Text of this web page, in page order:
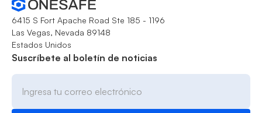
6415 S Fort Apache Road Ste 185 - 1196
Las Vegas, Nevada 89148
Estados Unidos
Suscríbete al boletín de noticias